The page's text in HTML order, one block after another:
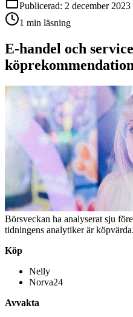
Publicerad: 2 december 2023
1 min läsning
E-handel och
Börsveckan ha analyserat sju
tidningens analytiker är köpvärda.
Köp
Nelly
Norva24
Avvakta